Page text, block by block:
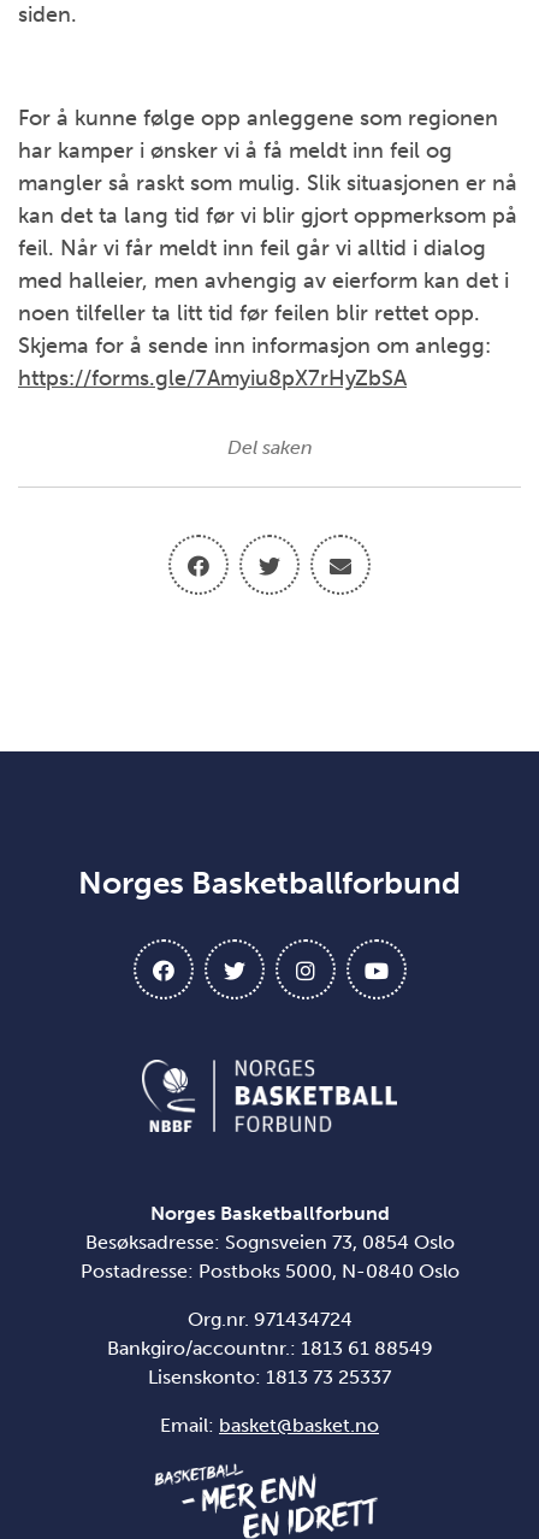
siden.
For å kunne følge opp anleggene som regionen
har kamper i ønsker vi å få meldt inn feil og
mangler så raskt som mulig. Slik situasjonen er nå
kan det ta lang tid før vi blir gjort oppmerksom på
feil. Når vi får meldt inn feil går vi alltid i dialog
med halleier, men avhengig av eierform kan det i
noen tilfeller ta litt tid før feilen blir rettet opp.
Skjema for å sende inn informasjon om anlegg:
https://forms.gle/7Amyiu8pX7rHyZbSA
Del saken
Norges Basketballforbund
Norges Basketballforbund
Besøksadresse: Sognsveien 73, 0854 Oslo
Postadresse: Postboks 5000, N-0840 Oslo
Org.nr. 971434724
Bankgiro/accountnr.: 1813 61 88549
Lisenskonto: 1813 73 25337
Email: basket@basket.no